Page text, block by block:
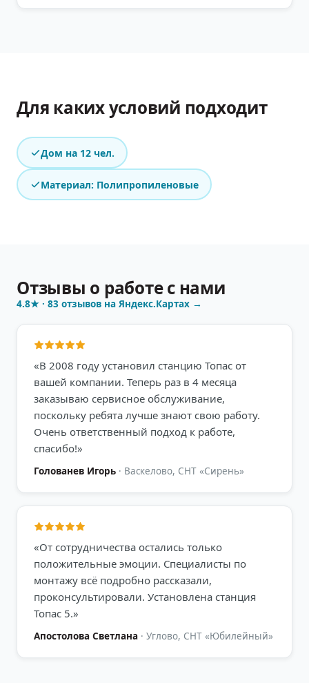
Для каких условий подходит
Дом на 12 чел.
Материал: Полипропиленовые
Отзывы о работе с нами
4.8★ · 83 отзывов на Яндекс.Картах →
«В 2008 году установил станцию Топас от
вашей компании. Теперь раз в 4 месяца
заказываю сервисное обслуживание,
поскольку ребята лучше знают свою работу.
Очень ответственный подход к работе,
спасибо!»
Голованев Игорь · Васкелово, СНТ «Сирень»
«От сотрудничества остались только
положительные эмоции. Специалисты по
монтажу всё подробно рассказали,
проконсультировали. Установлена станция
Топас 5.»
Апостолова Светлана · Углово, СНТ «Юбилейный»